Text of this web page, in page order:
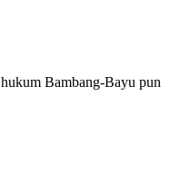
Bambang-Bayu pun